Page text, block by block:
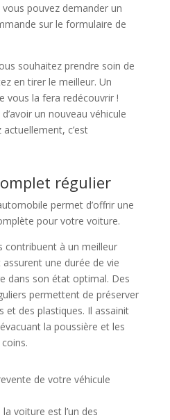
pouvez demander un
sur le formulaire de
souhaitez prendre soin de
en tirer le meilleur. Un
vous la fera redécouvrir !
un nouveau véhicule
c’est
régulier
permet d’offrir une
pour votre voiture.
contribuent à un meilleur
une durée de vie
dans son état optimal. Des
permettent de préserver
et des plastiques. Il assainit
la poussière et les
de votre véhicule
voiture est l’un des